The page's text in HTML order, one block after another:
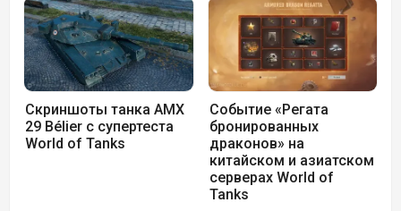
Скриншоты танка AMX
29 Bélier с супертеста
World of Tanks
Событие «Регата
бронированных
драконов» на
китайском и азиатском
серверах World of
Tanks